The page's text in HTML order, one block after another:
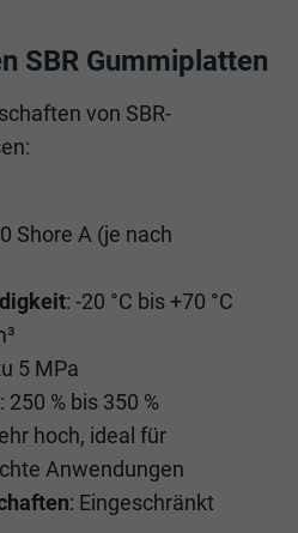
SBR Gummiplatten
von SBR-
Shore A (je nach
: -20 °C bis +70 °C
5 MPa
: 250 % bis 350 %
hoch, ideal für
Anwendungen
: Eingeschränkt